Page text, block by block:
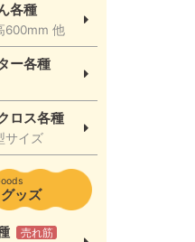
各種
600mm 他
ー各種
ロス各種
サイズ
ッズ
売れ筋